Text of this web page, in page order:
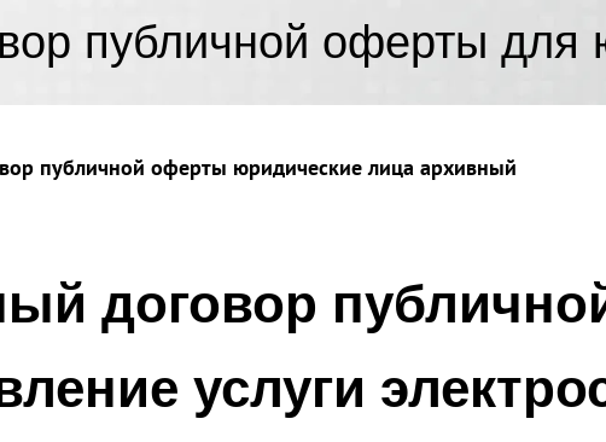
публичной оферты для
публичной оферты юридические лица архивный
договор
услуги